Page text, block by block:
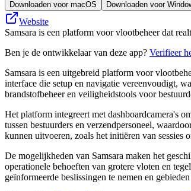
Downloaden voor macOS Downloaden voor
Website
Samsara is een platform voor vlootbeheer dat
Ben je de ontwikkelaar van deze app? Verifieer
Samsara is een uitgebreid platform voor
interface die setup en navigatie vereenvoudigt,
brandstofbeheer en veiligheidstools voor
Het platform integreert met dashboardcamera's
tussen bestuurders en verzendpersoneel,
kunnen uitvoeren, zoals het initiëren van sessies
De mogelijkheden van Samsara maken het
operationele behoeften van grotere vloten en
geïnformeerde beslissingen te nemen en